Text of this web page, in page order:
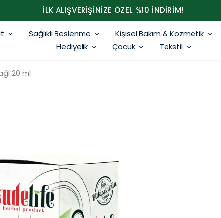
İLK ALIŞVERİŞİNİZE ÖZEL %10 İNDİRİM!
Sağlıklı Beslenme Kişisel Bakım & Kozmetik
Hediyelik
Çocuk Tekstil
20 ml